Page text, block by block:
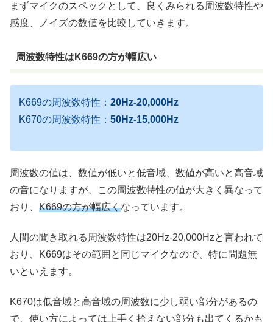
まずマイクのスペックとして、良くみられる周波数特性や
感度、ノイズの数値を比較していきます。
周波数特性はK669の方が幅広い
K669の周波数特性： 20Hz-20,000Hz
K670の周波数特性： 50Hz-15,000Hz
周波数の値は、数値が低いと低音域、数値が高いと高音域
の音になりますが、この周波数特性の値が大きく異なって
おり、 K669の方が幅広くなっています。
人間の聞き取れる周波数特性は20Hz-20,000Hzと言われて
おり、K669はその範囲と同じマイクなので、特に問題無
いといえます。
K670は低音域と高音域の周波数に少し弱い部分があるの
で、使い方によっては上手く拾えない部分も出てくるかも